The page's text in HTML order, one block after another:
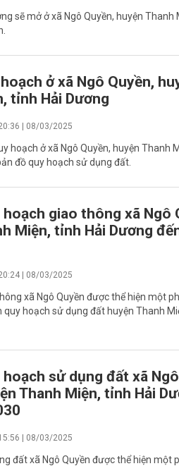
sẽ mở ở xã Ngô Quyền, huyện Thanh
ở xã Ngô Quyền,
tỉnh Hải Dương
| 08/03/2025
hoạch ở xã Ngô Quyền, huyện Thanh
đồ quy hoạch sử dụng đất.
hoạch giao thông xã Ngô
Miện, tỉnh Hải Dương
| 08/03/2025
xã Ngô Quyền được thể hiện một
quy hoạch sử dụng đất huyện Thanh
hoạch sử dụng đất xã Ngô
Thanh Miện, tỉnh Hải
| 08/03/2025
đất xã Ngô Quyền được thể hiện một